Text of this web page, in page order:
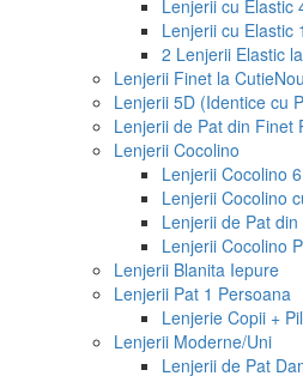
Lenjerii cu Elastic
Lenjerii cu Elastic
2 Lenjerii Elastic
Lenjerii Finet la CutieNou
Lenjerii 5D (Identice cu
Lenjerii de Pat din Finet
Lenjerii Cocolino
Lenjerii Cocolino
Lenjerii Cocolino
Lenjerii de Pat
Lenjerii Cocolino
Lenjerii Blanita Iepure
Lenjerii Pat 1 Persoana
Lenjerie Copii +
Lenjerii Moderne/Uni
Lenjerii de Pat